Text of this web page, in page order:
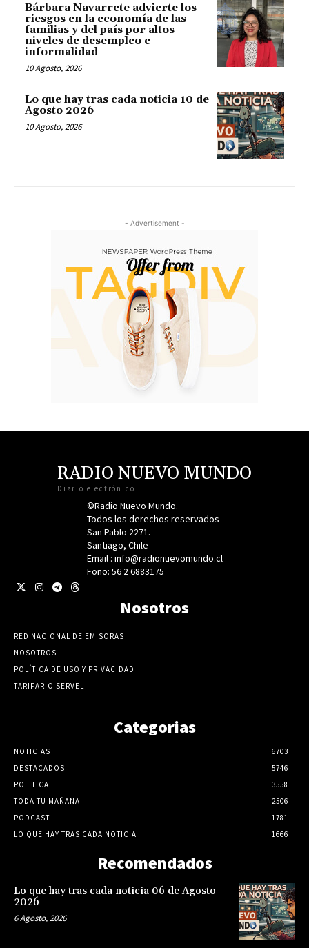
Bárbara Navarrete advierte los
riesgos en la economía de las
familias y del país por altos
niveles de desempleo e
informalidad
10 Agosto, 2026
Lo que hay tras cada noticia 10 de
Agosto 2026
10 Agosto, 2026
- Advertisement -
RADIO NUEVO MUNDO
Diario electrónico
©Radio Nuevo Mundo.
Todos los derechos reservados
San Pablo 2271.
Santiago, Chile
Email : info@radionuevomundo.cl
Fono: 56 2 6883175
Nosotros
RED NACIONAL DE EMISORAS
NOSOTROS
POLÍTICA DE USO Y PRIVACIDAD
TARIFARIO SERVEL
Categorias
NOTICIAS
6703
DESTACADOS
5746
POLITICA
3558
TODA TU MAÑANA
2506
PODCAST
1781
LO QUE HAY TRAS CADA NOTICIA
1666
Recomendados
Lo que hay tras cada noticia 06 de Agosto
2026
6 Agosto, 2026